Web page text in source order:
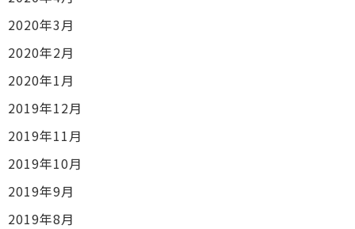
2020年3月
2020年2月
2020年1月
2019年12月
2019年11月
2019年10月
2019年9月
2019年8月